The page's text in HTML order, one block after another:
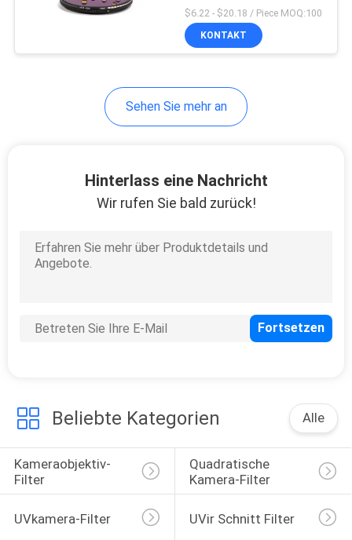
Neutraler Nachtfilter
Neutraler Dichte-
Linsen-Filter
Abgestufter
Graufilter
$6.22 - $20.18 / Piece MOQ:100
KONTAKT
Sehen Sie mehr an
Hinterlass eine Nachricht
Wir rufen Sie bald zurück!
Beliebte Kategorien Alle
Kameraobjektiv-
Filter
Quadratische
Kamera-Filter
UVkamera-Filter UVir Schnitt Filter